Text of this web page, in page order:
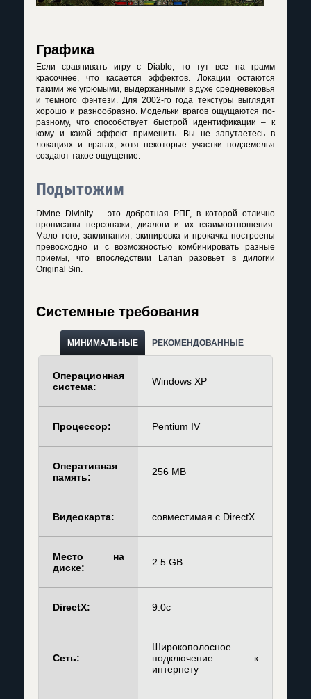
Графика
Если сравнивать игру с Diablo, то тут все на грамм
красочнее, что касается эффектов. Локации остаются
такими же угрюмыми, выдержанными в духе средневековья
и темного фэнтези. Для 2002-го года текстуры выглядят
хорошо и разнообразно. Модельки врагов ощущаются по-
разному, что способствует быстрой идентификации – к
кому и какой эффект применить. Вы не запутаетесь в
локациях и врагах, хотя некоторые участки подземелья
создают такое ощущение.
Подытожим
Divine Divinity – это добротная РПГ, в которой отлично
прописаны персонажи, диалоги и их взаимоотношения.
Мало того, заклинания, экипировка и прокачка построены
превосходно и с возможностью комбинировать разные
приемы, что впоследствии Larian разовьет в дилогии
Original Sin.
Системные требования
МИНИМАЛЬНЫЕ РЕКОМЕНДОВАННЫЕ
Операционная
система:
Windows XP
Процессор: Pentium IV
Оперативная
память:
256 MB
Видеокарта: совместимая с DirectX
Место на
диске:
2.5 GB
DirectX: 9.0c
Сеть:
Широкополосное
подключение к
интернету